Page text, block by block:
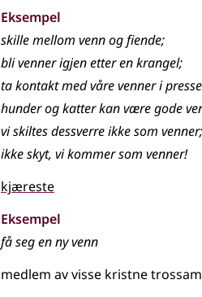
Eksempel
skille mellom venn og fiende;
bli venner igjen etter en krangel;
ta kontakt med våre venner i
hunder og katter kan være gode
vi skiltes dessverre ikke som venner;
ikke skyt, vi kommer som venner!
kjæreste
Eksempel
få seg en nyvenn
medlem av visse kristne